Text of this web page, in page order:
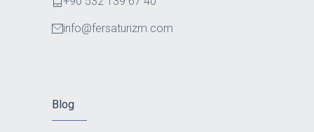
info@fersaturizm.com
Blog